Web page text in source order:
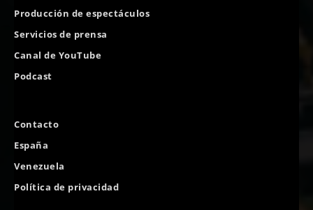
Producción de espectáculos
Servicios de prensa
Canal de YouTube
Podcast
Contacto
España
Venezuela
Política de privacidad